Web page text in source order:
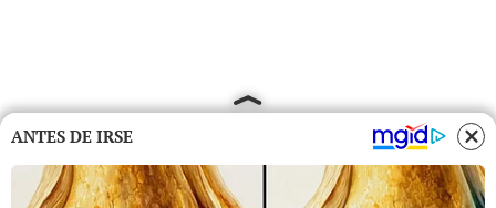
ANTES DE IRSE